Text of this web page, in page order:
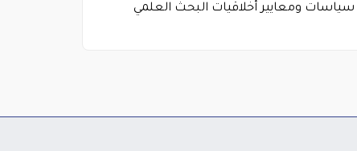
سياسات ومعايير أخلاقيات البحث العلمي